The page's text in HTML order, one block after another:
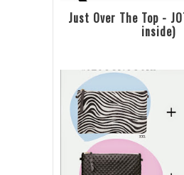
Just Over The Top -
inside)